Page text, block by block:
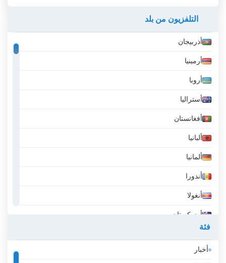
التلفزيون من بلد
أذربيجان
أرمينيا
أروبا
أستراليا
أفغانستان
ألبانيا
ألمانيا
أندورا
أنغولا
أوزبكستان
إثيوبيا
فئة
أخبار